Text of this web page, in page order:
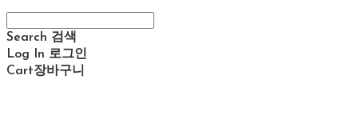
Search 검색
Log In 로그인
Cart장바구니